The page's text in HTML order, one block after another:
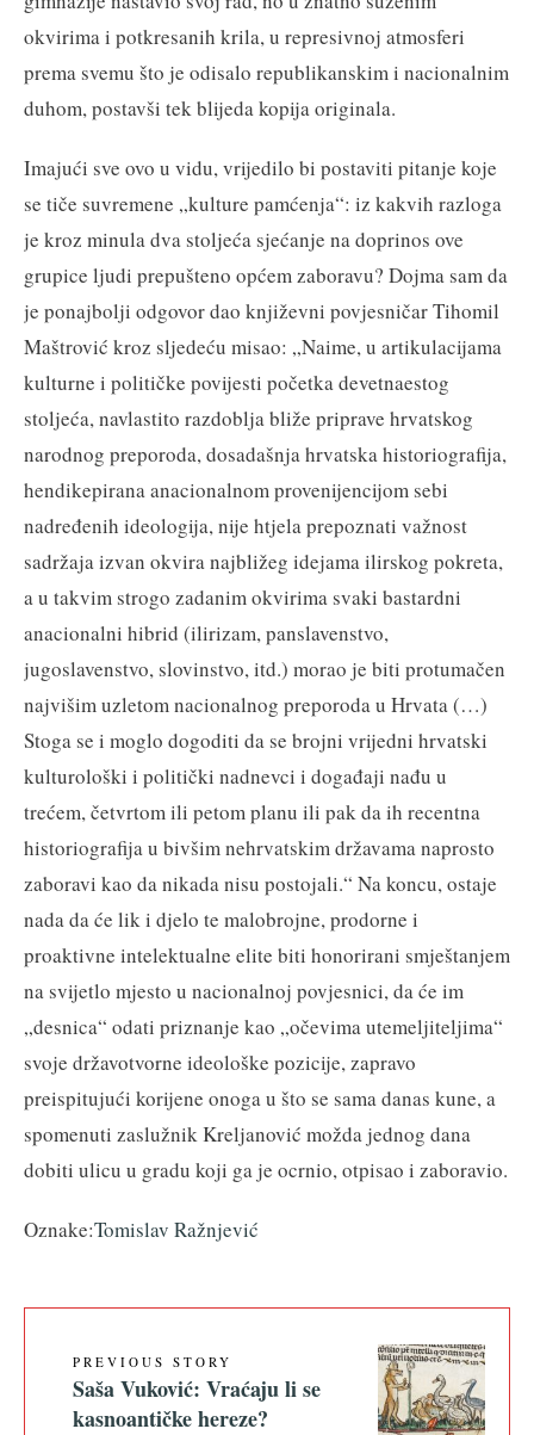
okvirima i potkresanih krila, u represivnoj atmosferi
prema svemu što je odisalo republikanskim i nacionalnim
duhom, postavši tek blijeda kopija originala.
Imajući sve ovo u vidu, vrijedilo bi postaviti pitanje koje
se tiče suvremene „kulture pamćenja“: iz kakvih razloga
je kroz minula dva stoljeća sjećanje na doprinos ove
grupice ljudi prepušteno općem zaboravu? Dojma sam da
je ponajbolji odgovor dao književni povjesničar Tihomil
Maštrović kroz sljedeću misao: „Naime, u artikulacijama
kulturne i političke povijesti početka devetnaestog
stoljeća, navlastito razdoblja bliže priprave hrvatskog
narodnog preporoda, dosadašnja hrvatska historiografija,
hendikepirana anacionalnom provenijencijom sebi
nadređenih ideologija, nije htjela prepoznati važnost
sadržaja izvan okvira najbližeg idejama ilirskog pokreta,
a u takvim strogo zadanim okvirima svaki bastardni
anacionalni hibrid (ilirizam, panslavenstvo,
jugoslavenstvo, slovinstvo, itd.) morao je biti protumačen
najvišim uzletom nacionalnog preporoda u Hrvata (…)
Stoga se i moglo dogoditi da se brojni vrijedni hrvatski
kulturološki i politički nadnevci i događaji nađu u
trećem, četvrtom ili petom planu ili pak da ih recentna
historiografija u bivšim nehrvatskim državama naprosto
zaboravi kao da nikada nisu postojali.“ Na koncu, ostaje
nada da će lik i djelo te malobrojne, prodorne i
proaktivne intelektualne elite biti honorirani smještanjem
na svijetlo mjesto u nacionalnoj povjesnici, da će im
„desnica“ odati priznanje kao „očevima utemeljiteljima“
svoje državotvorne ideološke pozicije, zapravo
preispitujući korijene onoga u što se sama danas kune, a
spomenuti zaslužnik Kreljanović možda jednog dana
dobiti ulicu u gradu koji ga je ocrnio, otpisao i zaboravio.
Oznake:Tomislav Ražnjević
PREVIOUS STORY
Saša Vuković: Vraćaju li se
kasnoantičke hereze?